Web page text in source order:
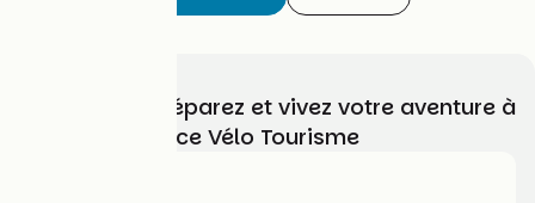
Choisissez, préparez et vivez votre aventure à
vélo avec France Vélo Tourisme